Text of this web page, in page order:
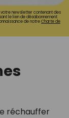
newsletter contenant des
le lien de désabonnement
de notreCharte de
réchauffer